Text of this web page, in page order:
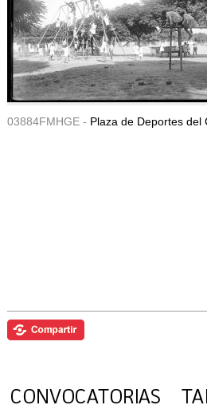
03884FMHGE - Plaza de Deportes del